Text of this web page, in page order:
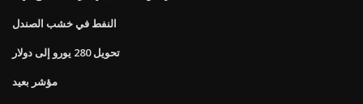
النفط في خشب الصندل
تحويل 280 يورو إلى دولار
مؤشر بعيد